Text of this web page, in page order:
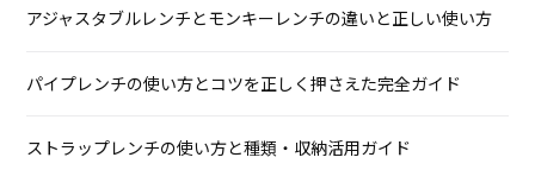
アジャスタブルレンチとモンキーレンチの違いと正しい使い方
パイプレンチの使い方とコツを正しく押さえた完全ガイド
ストラップレンチの使い方と種類・収納活用ガイド